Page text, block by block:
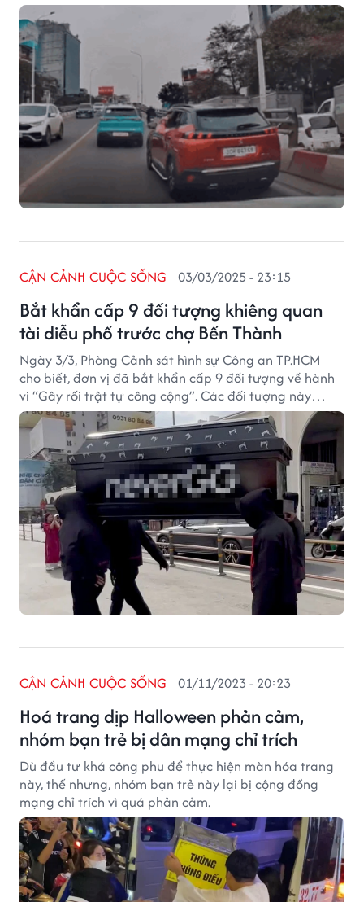
Bắt khẩn cấp 9 đối tượng khiêng quan
tài diễu phố trước chợ Bến Thành
CẬN CẢNH CUỘC SỐNG 03/03/2025 - 23:15
Ngày 3/3, Phòng Cảnh sát hình sự Công an TP.HCM
cho biết, đơn vị đã bắt khẩn cấp 9 đối tượng về hành
vi “Gây rối trật tự công cộng”. Các đối tượng này
được xác định có liên quan đến clip nhóm người mặc
đồ màu đen khiêng quan tài diễu phố trước chợ Bến
Thành gây bức xúc, phẫn nộ dư luận.
Hoá trang dịp Halloween phản cảm,
nhóm bạn trẻ bị dân mạng chỉ trích
CẬN CẢNH CUỘC SỐNG 01/11/2023 - 20:23
Dù đầu tư khá công phu để thực hiện màn hóa trang
này, thế nhưng, nhóm bạn trẻ này lại bị cộng đồng
mạng chỉ trích vì quá phản cảm.